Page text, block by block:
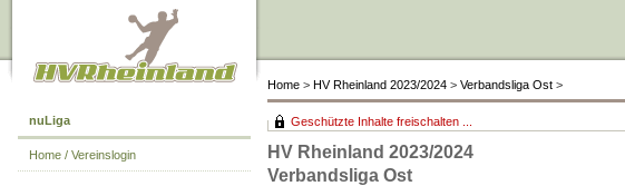
Home > HV Rheinland 2023/2024 > Verbandsliga Ost >
nuLiga
Home / Vereinslogin
Geschützte Inhalte freischalten ...
HV Rheinland 2023/2024
Verbandsliga Ost